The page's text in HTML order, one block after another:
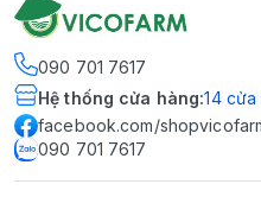
090 701 7617
Hệ thống cửa hàng:14 cửa
facebook.com/
090 701 7617